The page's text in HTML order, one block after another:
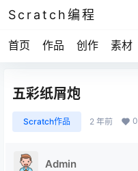
Scratch编程
首页 作品 创作 素材
五彩纸屑炮
Scratch作品 2 年前 0
Admin